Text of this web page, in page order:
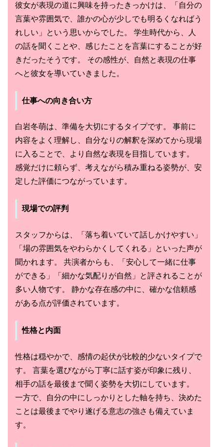
彼女が表現の道に興味を持ったきっかけは、「自分の
言葉や雰囲気で、誰かの心が少しでも明るくなればう
れしい」という思いからでした。 学生時代から、人
の話を聞くことや、感じたことを言葉にすることが好
きだったそうです。 その感性が、自然と表現の仕事
へと彼女を導いていきました。
仕事への向き合い方
白岩冬萌は、準備を大切にするタイプです。 事前に
内容をよく理解し、自分なりの解釈を深めてから現場
に入ることで、より自然な表現を目指しています。
感覚だけに頼らず、考えながら積み重ねる姿勢が、安
定した評価につながっています。
現場での評判
スタッフからは、「落ち着いていて話しかけやすい」
「場の雰囲気をやわらかくしてくれる」といった声が
聞かれます。 共演者からも、「安心して一緒に仕事
ができる」「細かな気配りが自然」と評されることが
多い人物です。 静かな存在感の中に、確かな信頼感
がある点が評価されています。
性格と内面
性格は穏やかで、感情の起伏が比較的少ないタイプで
す。 言葉を選びながら丁寧に話す姿が印象に残り、
相手の話を最後まで聞く姿勢を大切にしています。
一方で、自分の中にしっかりとした軸を持ち、決めた
ことは最後までやり遂げる意志の強さも備えていま
す。